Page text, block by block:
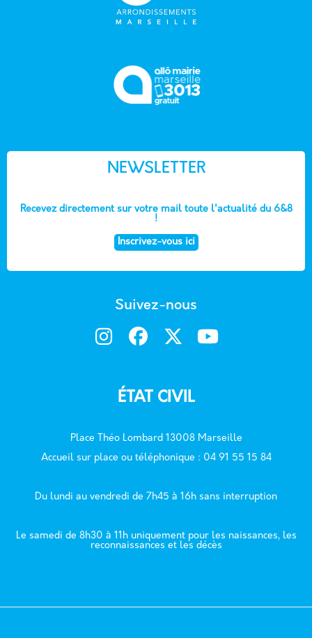
NEWSLETTER
Recevez directement sur votre mail toute l'actualité du 6&8
!
Inscrivez-vous ici
Suivez-nous
ÉTAT CIVIL
Place Théo Lombard 13008 Marseille
Accueil sur place ou téléphonique : 04 91 55 15 84
Du lundi au vendredi de 7h45 à 16h sans interruption
Le samedi de 8h30 à 11h uniquement pour les naissances, les
reconnaissances et les décès